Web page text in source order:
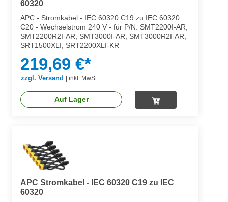
60320
APC - Stromkabel - IEC 60320 C19 zu IEC 60320
C20 - Wechselstrom 240 V - für P/N: SMT2200I-AR,
SMT2200R2I-AR, SMT3000I-AR, SMT3000R2I-AR,
SRT1500XLI, SRT2200XLI-KR
219,69 €*
zzgl. Versand | inkl. MwSt.
Auf Lager
APC Stromkabel - IEC 60320 C19 zu IEC
60320